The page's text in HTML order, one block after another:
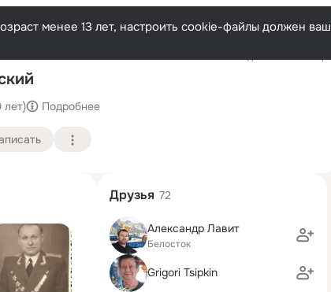
менее 13 лет, настроить cookie-файлы должен ваш
лет) Подробнее
Друзья 72
Александр Лавит
Белосток
Grigori Tsipkin